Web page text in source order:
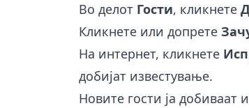
Во делот Гости, кликнете
Кликнете или допрете
На интернет, кликнете
добијат известување.
Новите гости ја добиваат